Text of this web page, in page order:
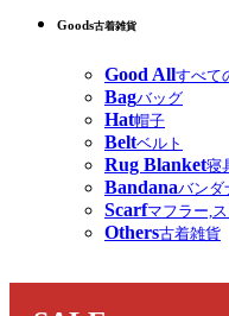
Goods古着雑貨
Good Allすべて
Bagバッグ
Hat帽子
Beltベルト
Rug Blanket寝
Bandanaバンダ
Scarfマフラー,
Others古着雑貨